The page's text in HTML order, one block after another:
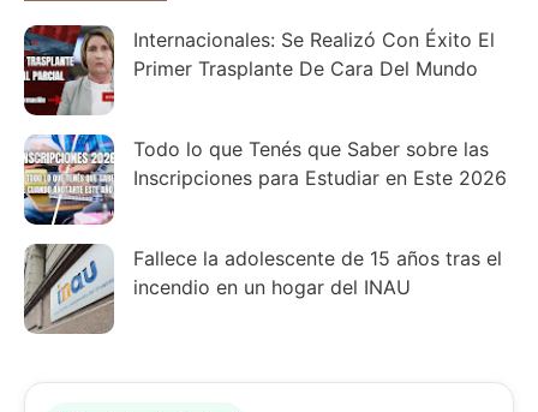
Internacionales: Se Realizó Con Éxito El
Primer Trasplante De Cara Del Mundo
Todo lo que Tenés que Saber sobre las
Inscripciones para Estudiar en Este 2026
Fallece la adolescente de 15 años tras el
incendio en un hogar del INAU